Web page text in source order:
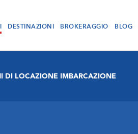
DESTINAZIONI BROKERAGGIO BLOG
DI LOCAZIONE IMBARCAZIONE